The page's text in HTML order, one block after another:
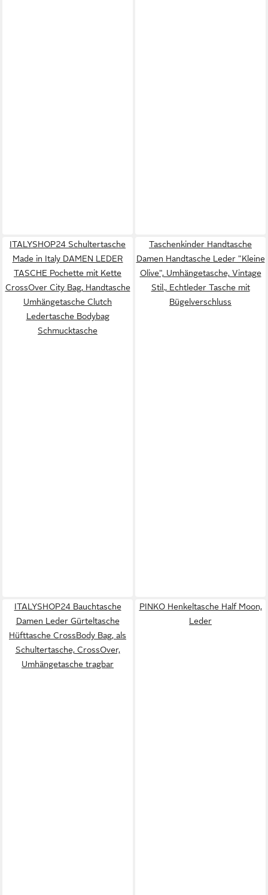
ITALYSHOP24 Schultertasche
Made in Italy DAMEN LEDER
TASCHE Pochette mit Kette
CrossOver City Bag, Handtasche
Umhängetasche Clutch
Ledertasche Bodybag
Schmucktasche
Taschenkinder Handtasche
Damen Handtasche Leder "Kleine
Olive", Umhängetasche, Vintage
Stil., Echtleder Tasche mit
Bügelverschluss
ITALYSHOP24 Bauchtasche
Damen Leder Gürteltasche
Hüfttasche CrossBody Bag, als
Schultertasche, CrossOver,
Umhängetasche tragbar
PINKO Henkeltasche Half Moon,
Leder